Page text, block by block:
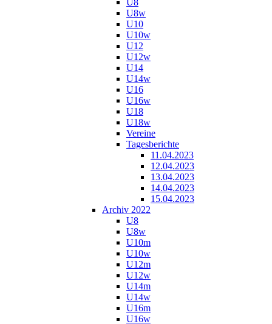
U8w
U10
U10w
U12
U12w
U14
U14w
U16
U16w
U18
U18w
Vereine
Tagesberichte
11.04.2023
12.04.2023
13.04.2023
14.04.2023
15.04.2023
Archiv 2022
U8
U8w
U10m
U10w
U12m
U12w
U14m
U14w
U16m
U16w